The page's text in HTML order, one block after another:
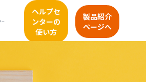
ヘルプセ
ンターの
使い方
製品紹介
ページへ